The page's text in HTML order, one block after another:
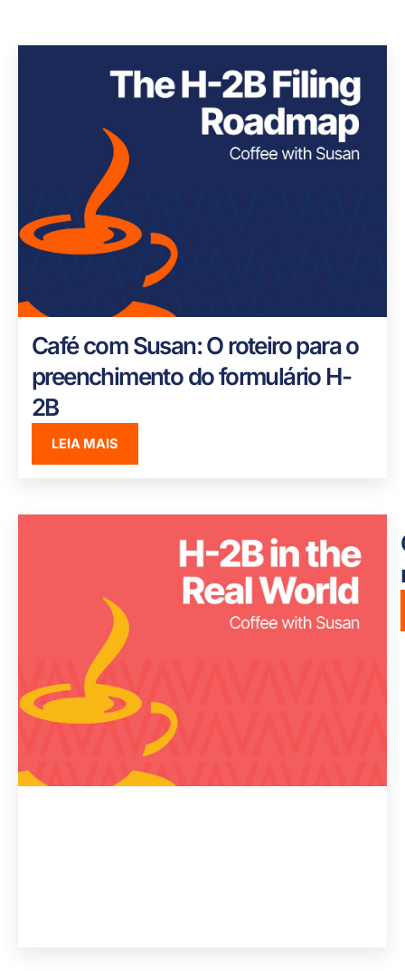
Café com Susan: O roteiro para o
preenchimento do formulário H-
2B
LEIA MAIS